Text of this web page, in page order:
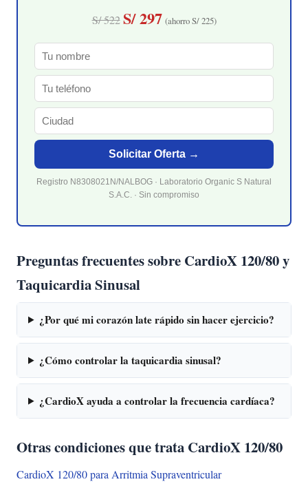
S/ 522 S/ 297 (ahorro S/ 225)
Solicitar Oferta →
Registro N8308021N/NALBOG · Laboratorio Organic S Natural
S.A.C. · Sin compromiso
Preguntas frecuentes sobre CardioX 120/80 y
Taquicardia Sinusal
¿Por qué mi corazón late rápido sin hacer ejercicio?
¿Cómo controlar la taquicardia sinusal?
¿CardioX ayuda a controlar la frecuencia cardíaca?
Otras condiciones que trata CardioX 120/80
CardioX 120/80 para Arritmia Supraventricular